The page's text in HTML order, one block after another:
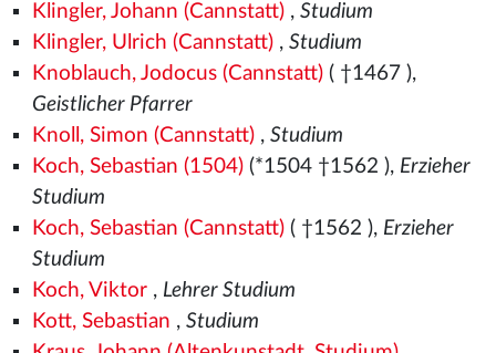
Klingler, Johann (Cannstatt), Studium
Klingler, Ulrich (Cannstatt), Studium
Knoblauch, Jodocus (Cannstatt)( †1467 ),
Geistlicher Pfarrer
Knoll, Simon (Cannstatt), Studium
Koch, Sebastian (1504)(*1504 †1562 ), Erzieher
Studium
Koch, Sebastian (Cannstatt)( †1562 ), Erzieher
Studium
Koch, Viktor, Lehrer Studium
Kott, Sebastian , Studium